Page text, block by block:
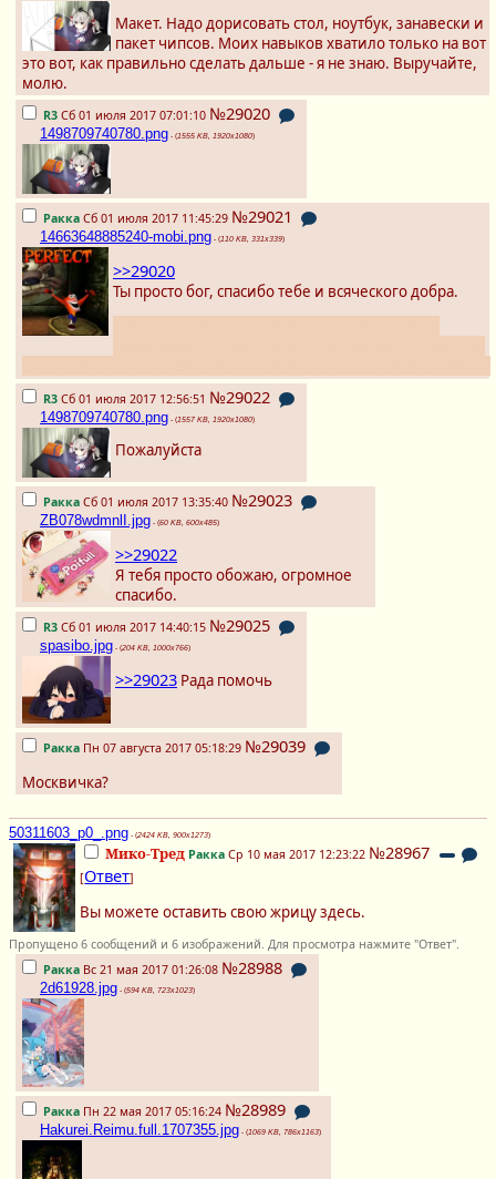
Макет. Надо дорисовать стол, ноутбук, занавески и
пакет чипсов. Моих навыков хватило только на вот
это вот, как правильно сделать дальше - я не знаю. Выручайте,
молю.
R3 Сб 01 июля 2017 07:01:10 №29020
1498709740780.png - (1555 KB, 1920x1080)
Ракка Сб 01 июля 2017 11:45:29 №29021
14663648885240-mobi.png - (110 KB, 331x339)
>>29020
Ты просто бог, спасибо тебе и всяческого добра.
R3 Сб 01 июля 2017 12:56:51 №29022
1498709740780.png - (1557 KB, 1920x1080)
Пожалуйста
Ракка Сб 01 июля 2017 13:35:40 №29023
ZB078wdmnlI.jpg - (60 KB, 600x485)
>>29022
Я тебя просто обожаю, огромное
спасибо.
R3 Сб 01 июля 2017 14:40:15 №29025
spasibo.jpg - (204 KB, 1000x766)
>>29023 Рада помочь
Ракка Пн 07 августа 2017 05:18:29 №29039
Москвичка?
50311603_p0_.png - (2424 KB, 900x1273)
Мико-Тред Ракка Ср 10 мая 2017 12:23:22 №28967
[Ответ]
Вы можете оставить свою жрицу здесь.
Пропущено 6 сообщений и 6 изображений. Для просмотра нажмите "Ответ".
Ракка Вс 21 мая 2017 01:26:08 №28988
2d61928.jpg - (594 KB, 723x1023)
Ракка Пн 22 мая 2017 05:16:24 №28989
Hakurei.Reimu.full.1707355.jpg - (1069 KB, 786x1163)